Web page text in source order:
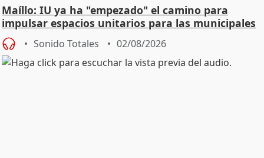
Maíllo: IU ya ha "empezado" el camino para
impulsar espacios unitarios para las municipales
Sonido Totales 02/08/2026